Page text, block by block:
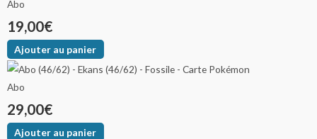
Abo
19,00€
Ajouter au panier
Abo
29,00€
Ajouter au panier